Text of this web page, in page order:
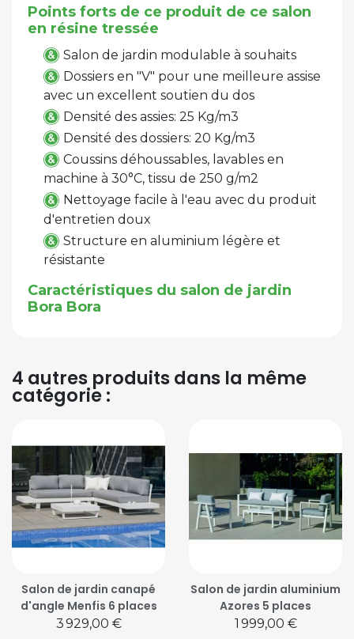
Points forts de ce produit de ce salon
en résine tressée
Salon de jardin modulable à souhaits
Dossiers en "V" pour une meilleure assise
avec un excellent soutien du dos
Densité des assies: 25 Kg/m3
Densité des dossiers: 20 Kg/m3
Coussins déhoussables, lavables en
machine à 30°C, tissu de 250 g/m2
Nettoyage facile à l'eau avec du produit
d'entretien doux
Structure en aluminium légère et
résistante
Caractéristiques du salon de jardin
Bora Bora
4 autres produits dans la même
catégorie :
Salon de jardin canapé
d'angle Menfis 6 places
Prix
3 929,00 €
Salon de jardin aluminium
Azores 5 places
Prix
1 999,00 €